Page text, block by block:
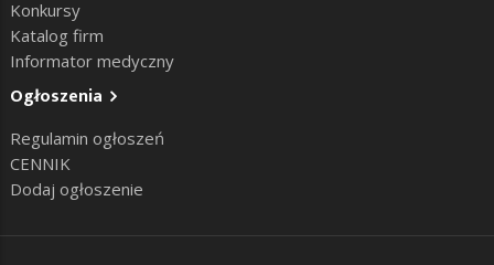
Konkursy
Katalog firm
Informator medyczny
Ogłoszenia
Regulamin ogłoszeń
CENNIK
Dodaj ogłoszenie